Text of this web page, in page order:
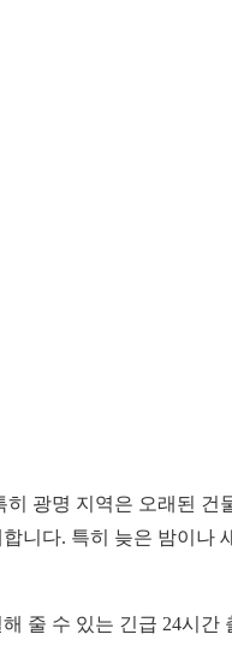
광명 지역은 오래된
니다. 특히 늦은 밤이나
줄 수 있는 긴급 24시